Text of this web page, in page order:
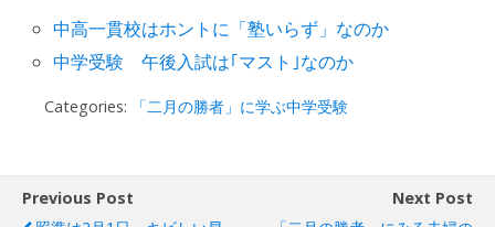
中高一貫校はホントに「塾いらず」なのか
中学受験 午後入試は｢マスト｣なのか
Categories: 「二月の勝者」に学ぶ中学受験
Previous Post
Next Post